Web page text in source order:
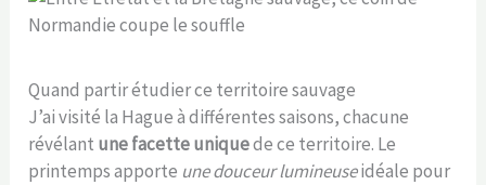
Quand partir étudier ce territoire sauvage
J’ai visité la Hague à différentes saisons, chacune
révélant une facette uniquede ce territoire. Le
printemps apporte une douceur lumineuseidéale pour